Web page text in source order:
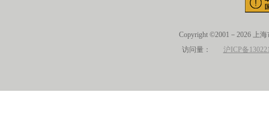
Copyright ©2001－2026 上
访问量： 沪ICP备